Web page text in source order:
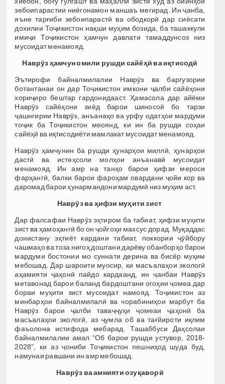
зебоипарастии ниёгонамон маншаъ мегирад. Ин ҷанба,
яъне тарғиби зебоипарастӣ ва ободкорӣ дар сиёсати
дохилии Тоҷикистон нақши муҳим бозида, ба ташаккули
имиҷи Тоҷикистон ҳамчун давлати тамаддунсоз низ
мусоидат менамояд.
Наврӯз ҳамчун омили рушди сайёҳӣ ва иқтисодӣ
Эътирофи байналмилалии Наврӯз ва баргузории
ботантанаи он дар Тоҷикистон имкони ҷалби сайёҳони
хориҷиро бештар гардонидааст. Ҳамасола дар айёми
Наврӯз сайёҳони зиёд барои шиносоӣ бо тарзи
ҷашнгирии Наврӯз, анъанаҳо ва урфу одатҳои мардуми
тоҷик ба Тоҷикистон меоянд, ки ин ба рушди соҳаи
сайёҳӣ ва иқтисодиёти мамлакат мусоидат менамояд.
Наврӯз ҳамчунин ба рушди ҳунарҳои миллӣ, ҳунарҳои
дастӣ ва истеҳсоли молҳои анъанавӣ мусоидат
менамояд. Ин амр на танҳо барои ҳифзи мероси
фарҳангӣ, балки барои фароҳам овардани ҷойи кор ва
даромад барои ҳунармандони мардумӣ низ муҳим аст.
Наврӯз ва ҳифзи муҳити зист
Дар фалсафаи Наврӯз эҳтиром ба табиат, ҳифзи муҳити
зист ва ҳамоҳангӣ бо он ҷойгоҳи махсус дорад. Муқаддас
донистану эҳтиёт кардани табиат, поккории ҷӯйбору
чашмаҳо ва тоза нигоҳ доштани дарёву обанборҳо барои
мардуми бостонии мо суннати дерина ва бисёр муҳим
мебошад. Дар шароити муосир, ки масъалаҳои экологӣ
аҳамияти ҷаҳонӣ пайдо кардаанд, ин ҷанбаи Наврӯз
метавонад барои баланд бардоштани огоҳии ҷомеа дар
бораи муҳити зист мусоидат намояд. Тоҷикистон аз
минбарҳои байналмилалӣ ва чорабиниҳои марбут ба
Наврӯз барои ҷалби таваҷҷуҳи ҷомеаи ҷаҳонӣ ба
масъалаҳои экологӣ, аз ҷумла об ва тағйироти иқлим
фаъолона истифода мебарад. Ташаббуси Даҳсолаи
байналмилалии амал “Об барои рушди устувор, 2018-
2028”, ки аз ҷониби Тоҷикистон пешниҳод шуда буд,
намунаи равшани ин амр мебошад.
Наврӯз ва амнияти озуқаворӣ